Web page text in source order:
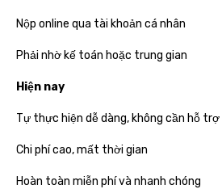
Nộp online qua tài khoản cá nhân
Phải nhờ kế toán hoặc trung gian
Hiện nay
Tự thực hiện dễ dàng, không cần hỗ trợ
Chi phí cao, mất thời gian
Hoàn toàn miễn phí và nhanh chóng